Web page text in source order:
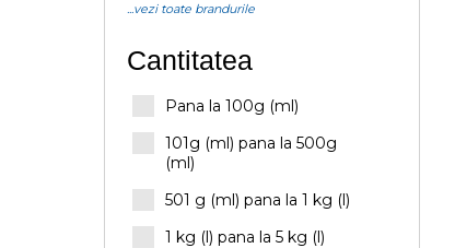
...vezi toate brandurile
Cantitatea
Pana la 100g (ml)
101g (ml) pana la 500g
(ml)
501 g (ml) pana la 1 kg (l)
1 kg (l) pana la 5 kg (l)